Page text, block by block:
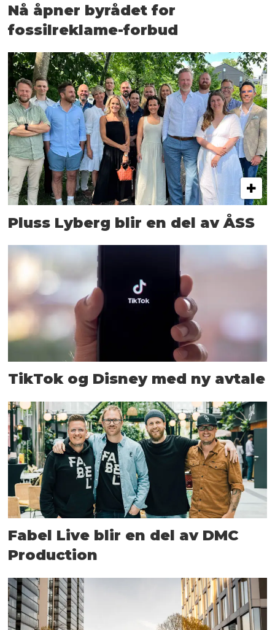
Nå åpner byrådet for
fossilreklame-forbud
Pluss Lyberg blir en del av ÅSS
TikTok og Disney med ny avtale
Fabel Live blir en del av DMC
Production